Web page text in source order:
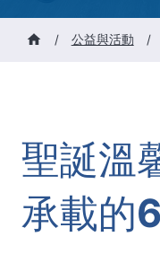
/ 公益與活動 /
聖誕溫
承載的